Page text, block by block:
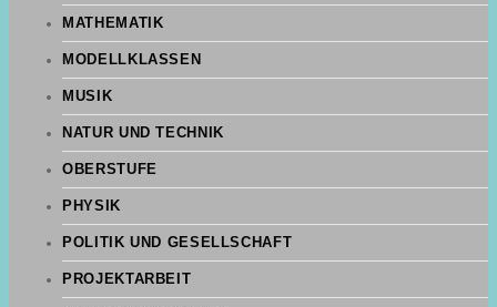
MATHEMATIK
MODELLKLASSEN
MUSIK
NATUR UND TECHNIK
OBERSTUFE
PHYSIK
POLITIK UND GESELLSCHAFT
PROJEKTARBEIT